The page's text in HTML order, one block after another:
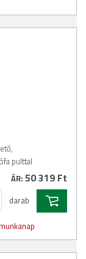
pulttal
ÁR: 50 319 Ft
darab